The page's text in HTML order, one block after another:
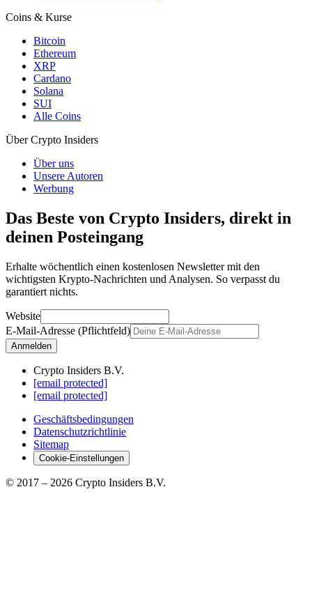
Coins & Kurse
Bitcoin
Ethereum
XRP
Cardano
Solana
SUI
Alle Coins
Über Crypto Insiders
Über uns
Unsere Autoren
Werbung
Das Beste von Crypto Insiders, direkt in
deinen Posteingang
Erhalte wöchentlich einen kostenlosen Newsletter mit den
wichtigsten Krypto-Nachrichten und Analysen. So verpasst du
garantiert nichts.
Website
E-Mail-Adresse (Pflichtfeld)
Anmelden
Crypto Insiders B.V.
[email protected]
[email protected]
Geschäftsbedingungen
Datenschutzrichtlinie
Sitemap
Cookie-Einstellungen
© 2017 – 2026 Crypto Insiders B.V.